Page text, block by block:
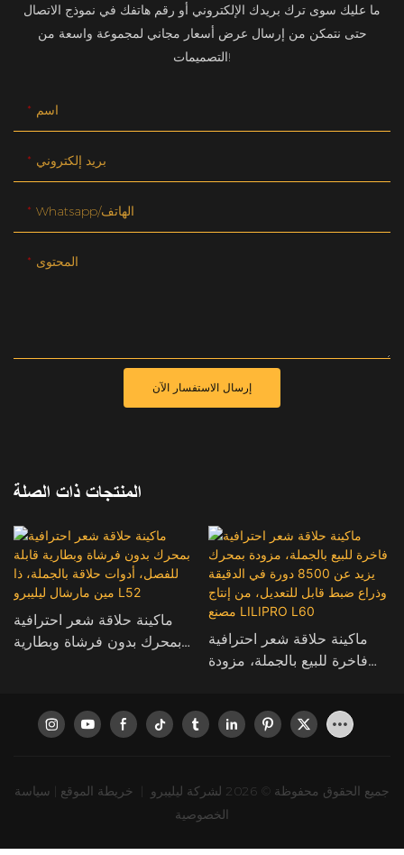
ما عليك سوى ترك بريدك الإلكتروني أو رقم هاتفك في نموذج الاتصال
حتى نتمكن من إرسال عرض أسعار مجاني لمجموعة واسعة من
التصميمات!
اسم
بريد إلكتروني
Whatsapp/الهاتف
المحتوى
إرسال الاستفسار الآن
المنتجات ذات الصلة
ماكينة حلاقة شعر احترافية
بمحرك بدون فرشاة وبطارية
ليليبرو L52
ماكينة حلاقة شعر احترافية
فاخرة للبيع بالجملة، مزودة
للتعديل، من إنتاج مصنع
جميع الحقوق محفوظة © 2026 لشركة ليليبرو خريطة الموقع
سياسة
الخصوصية